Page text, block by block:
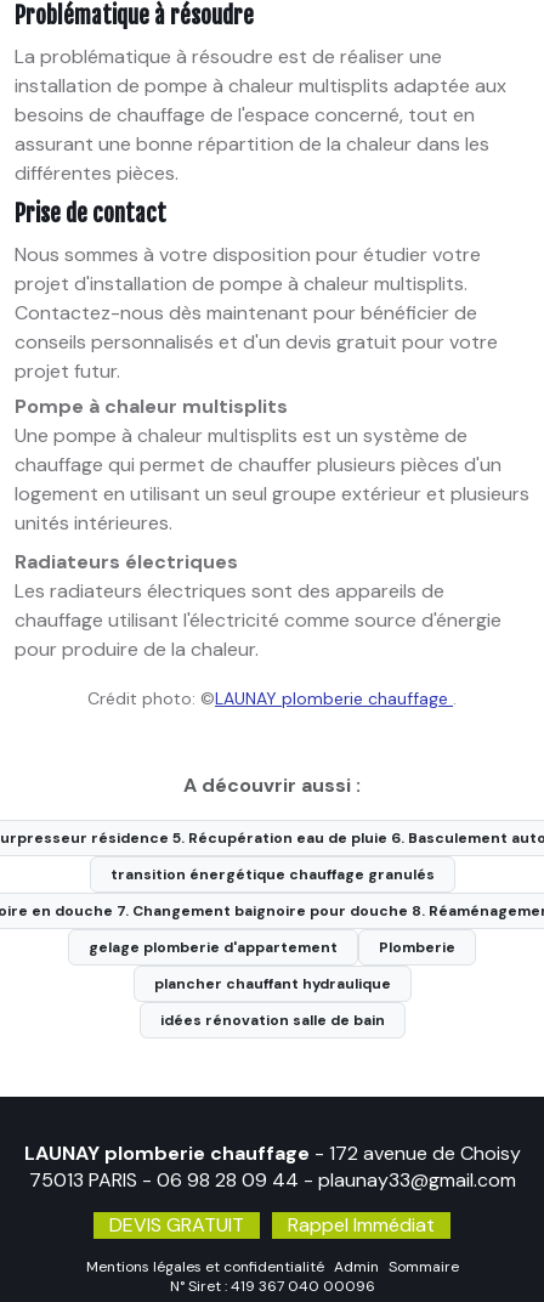
Problématique à résoudre
La problématique à résoudre est de réaliser une
installation de pompe à chaleur multisplits adaptée aux
besoins de chauffage de l'espace concerné, tout en
assurant une bonne répartition de la chaleur dans les
différentes pièces.
Prise de contact
Nous sommes à votre disposition pour étudier votre
projet d'installation de pompe à chaleur multisplits.
Contactez-nous dès maintenant pour bénéficier de
conseils personnalisés et d'un devis gratuit pour votre
projet futur.
Pompe à chaleur multisplits
Une pompe à chaleur multisplits est un système de
chauffage qui permet de chauffer plusieurs pièces d'un
logement en utilisant un seul groupe extérieur et plusieurs
unités intérieures.
Radiateurs électriques
Les radiateurs électriques sont des appareils de
chauffage utilisant l'électricité comme source d'énergie
pour produire de la chaleur.
Crédit photo: ©LAUNAY plomberie chauffage .
A découvrir aussi :
résidence 5. Récupération eau de pluie 6.
transition énergétique chauffage granulés
douche 7. Changement baignoire pour douche 8.
gelage plomberie d'appartement
Plomberie
plancher chauffant hydraulique
idées rénovation salle de bain
LAUNAY plomberie chauffage - 172 avenue de Choisy
75013 PARIS - 06 98 28 09 44 - plaunay33@gmail.com
DEVIS GRATUIT
Rappel Immédiat
Mentions légales et confidentialité Admin Sommaire
N° Siret : 419 367 040 00096